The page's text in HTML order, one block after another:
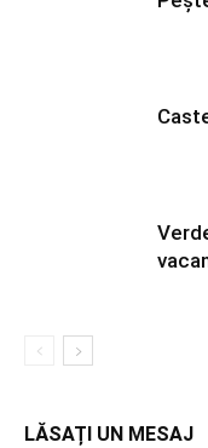
LĂSAȚI UN MESAJ